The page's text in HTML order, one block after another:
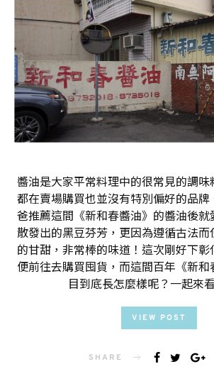
醬油是大家平常料理中的很常見的調
都在賣場購買也並沒有特別偏好的品
爸推薦這間《新和春醬油》的醬油後
散發出的黑豆芬芳，更因為遵循古法
的甘甜，非常棒的味道！這次剛好下
便前往去購買囤貨，而這間百年《新
目到底長怎麼樣呢？一起來
VIEW POST
SHARE